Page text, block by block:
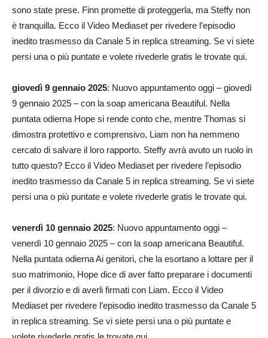
sono state prese. Finn promette di proteggerla, ma Steffy non
è tranquilla. Ecco il Video Mediaset per rivedere l’episodio
inedito trasmesso da Canale 5 in replica streaming. Se vi siete
persi una o più puntate e volete rivederle gratis le trovate qui.
giovedì 9 gennaio 2025: Nuovo appuntamento oggi – giovedì
9 gennaio 2025 – con la soap americana Beautiful. Nella
puntata odierna Hope si rende conto che, mentre Thomas si
dimostra protettivo e comprensivo, Liam non ha nemmeno
cercato di salvare il loro rapporto. Steffy avrà avuto un ruolo in
tutto questo? Ecco il Video Mediaset per rivedere l’episodio
inedito trasmesso da Canale 5 in replica streaming. Se vi siete
persi una o più puntate e volete rivederle gratis le trovate qui.
venerdì 10 gennaio 2025: Nuovo appuntamento oggi –
venerdì 10 gennaio 2025 – con la soap americana Beautiful.
Nella puntata odierna Ai genitori, che la esortano a lottare per il
suo matrimonio, Hope dice di aver fatto preparare i documenti
per il divorzio e di averli firmati con Liam. Ecco il Video
Mediaset per rivedere l’episodio inedito trasmesso da Canale 5
in replica streaming. Se vi siete persi una o più puntate e